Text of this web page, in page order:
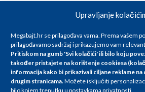
Upravljanje
Megabajt.hr se prilagođava vama. Prema vašem
prilagođavamo sadržaj i prikazujemo vam
Pritiskom na gumb 'Svi kolačići' ili bilo koju
također pristajete na korištenje cookiesa
informacija kako bi prikazivali ciljane reklame na
drugim stranicama.Možete isključiti
bilo kojem trenutku u postavkama privatnosti.
Za artikle kojih trenutno nema u ponudi
info@megabajt.hr. Sve cijene su
promjenama, a
iskazane su za avansno plaćanje(gotovina) u